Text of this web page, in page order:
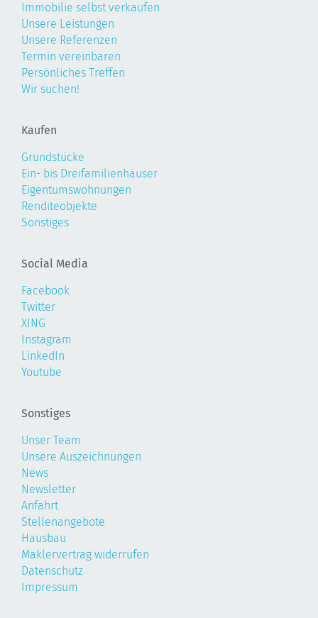
Immobilie selbst verkaufen
Unsere Leistungen
Unsere Referenzen
Termin vereinbaren
Persönliches Treffen
Wir suchen!
Kaufen
Grundstücke
Ein- bis Dreifamilienhäuser
Eigentumswohnungen
Renditeobjekte
Sonstiges
Social Media
Facebook
Twitter
XING
Instagram
LinkedIn
Youtube
Sonstiges
Unser Team
Unsere Auszeichnungen
News
Newsletter
Anfahrt
Stellenangebote
Hausbau
Maklervertrag widerrufen
Datenschutz
Impressum